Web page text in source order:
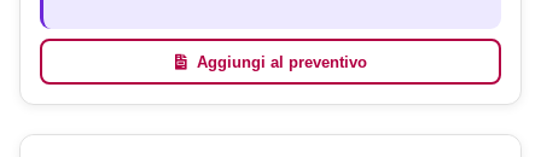
Aggiungi al preventivo